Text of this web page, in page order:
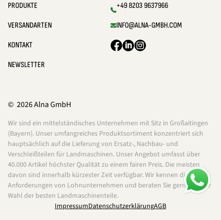
PRODUKTE
VERSANDARTEN
KONTAKT
NEWSLETTER
+49 8203 9637966
INFO@ALNA-GMBH.COM
© 2026 Alna GmbH
Wir sind ein mittelständisches Unternehmen mit Sitz in Großaitingen
(Bayern). Unser umfangreiches Produktsortiment konzentriert sich
hauptsächlich auf die Lieferung von Ersatz-, Nachbau- und
Verschleißteilen für Landmaschinen. Unser Angebot umfasst über
40.000 Artikel höchster Qualität zu einem fairen Preis. Die meisten
davon sind innerhalb kürzester Zeit verfügbar. Wir kennen die
Anforderungen von Lohnunternehmen und beraten Sie gerne bei der
Wahl der besten Landmaschinenteile.
ImpressumDatenschutzerklärungAGB